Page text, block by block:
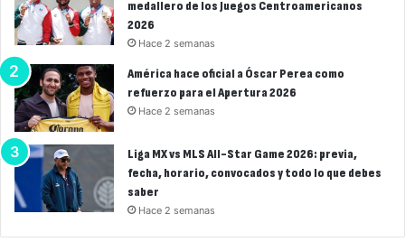
medallero de los Juegos Centroamericanos
2026
Hace 2 semanas
América hace oficial a Óscar Perea como
refuerzo para el Apertura 2026
Hace 2 semanas
Liga MX vs MLS All-Star Game 2026: previa,
fecha, horario, convocados y todo lo que debes
saber
Hace 2 semanas